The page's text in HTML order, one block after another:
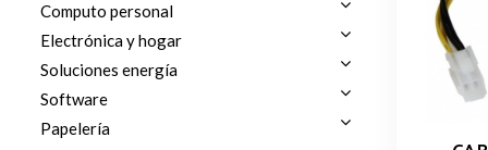
Computo personal
Electrónica y hogar
Soluciones energía
Software
Papelería